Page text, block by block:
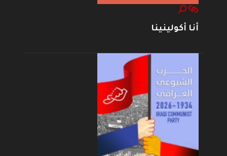
أنا أكولينينا